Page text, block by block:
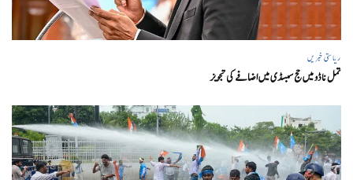
ریاستی خبریں
تمل ناڈو میں حج سبسڈی میں اضافے کی تجویز